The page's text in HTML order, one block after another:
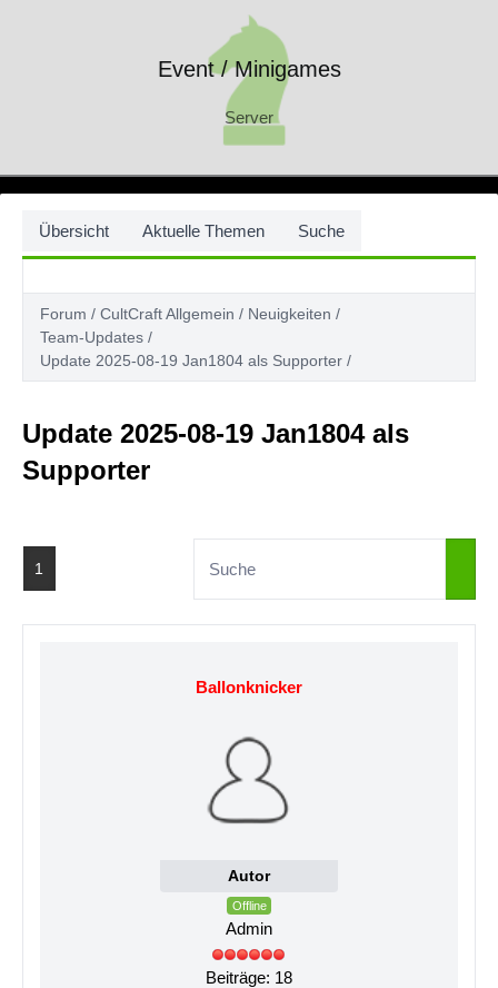
Event / Minigames
Server
Event / Minigames
Server
Übersicht Aktuelle Themen Suche
Forum CultCraft Allgemein
Neuigkeiten
Team-Updates
Update 2025-08-19 Jan1804 als Supporter
Update 2025-08-19 Jan1804 als
Supporter
1
Ballonknicker
Autor
Offline
Admin
Beiträge: 18